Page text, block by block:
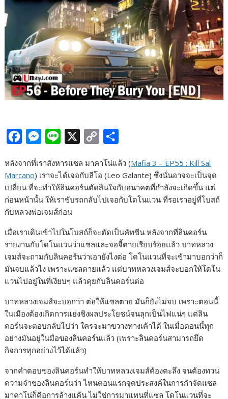
c
e
b
o
o
k
M
s
s
e
n
g
e
r
n
e
p
y
L
n
k
a
r
e
หลังจากที่เราสังหารแซล มาคาโน่แล้ว (Mafia 3 – EP55 : Kill Sal
Marcano) เราจะได้เจอกับลีโอ (Leo Galante) ซึ่งนั่นอาจจะเป็นจุด
เปลี่ยน ที่จะทำให้ลินคอร์นตัดสินใจกับอนาคตที่กำลังจะเกิดขึ้น แต่
ก่อนหน้านั้น ให้เราขับรถกลับไปเจอกับโดโนแวน ที่รอเราอยู่ที่โบสถ์
กับหลวงพ่อเจมส์ก่อน
เมื่อเราเดินเข้าไปในโบสถ์ก็จะตัดเป็นคัทซีน หลังจากที่ลินคอร์น
รายงานกับโดโนแวนว่าแซลและจอจี้ตายเรียบร้อยแล้ว บาทหลวง
เจมส์จะถามกับลินคอร์นว่าเอายังไงต่อ โดโนแวนที่จะเข้ามาบอกว่าก็
มันจบแล้วไง เพราะแซลตายแล้ว แต่บาทหลวงเจมส์จะบอกให้โดโน
แวนไปอยู่ในที่เงียบๆ แล้วคุยกับลินคอร์นต่อ
บาทหลวงเจมส์จะบอกว่า ต่อให้แซลตาย มันก็ยังไม่จบ เพราะตอนนี้
ในเมืองต้องเกิดการแย่งชิงผลประโยชน์จนลุกเป็นไฟแน่ๆ แต่ลิน
คอร์นจะตอบกลับไปว่า ใครจะมาขวางทางเค้าได้ ในเมื่อตอนนี้ทุก
อย่างมันอยู่ในมือของลินคอร์นแล้ว (เพราะลินคอร์นสามารถยึด
กิจการทุกอย่างไว้ได้แล้ว)
จากคำตอบของลินคอร์นทำให้บาทหลวงเจมส์ต้องตะลึง จนต้องทวน
ความจำของลินคอร์นว่า ไหนตอนแรกจุดประสงค์ในการกำจัดแซล
มาคาโน่ก็คือการล้างแค้น ไม่ใช่การมาแทนที่แซล โดโนแวนที่จะ